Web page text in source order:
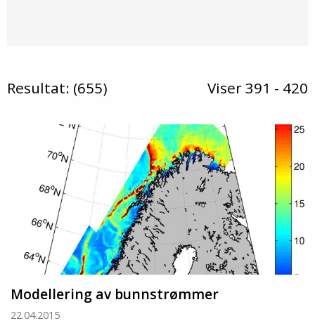
Resultat: (655) Viser 391 - 420
Modellering av bunnstrømmer
22.04.2015